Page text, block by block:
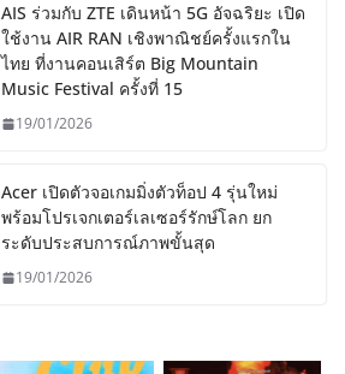
AIS ร่วมกับ ZTE เดินหน้า 5G อัจฉริยะ เปิด
ใช้งาน AIR RAN เชิงพาณิชย์ครั้งแรกใน
ไทย ที่งานคอนเสิร์ต Big Mountain
Music Festival ครั้งที่ 15
19/01/2026
Acer เปิดตัวจอเกมมิ่งตัวท็อป 4 รุ่นใหม่
พร้อมโปรเจกเตอร์เลเซอร์รักษ์โลก ยก
ระดับประสบการณ์ภาพขั้นสุด
19/01/2026